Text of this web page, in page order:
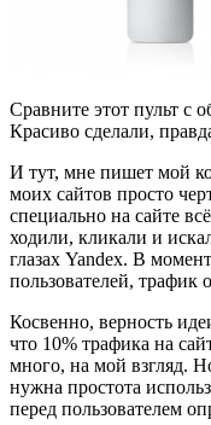
Сравните этот пульт с
Красиво сделали,
И тут, мне пишет мой
моих сайтов просто
специально на сайте
ходили, кликали и
глазах Yandex. В
пользователей, трафик
Косвенно, верность
что 10% трафика на
много, на мой взгляд.
нужна простота
перед пользователем